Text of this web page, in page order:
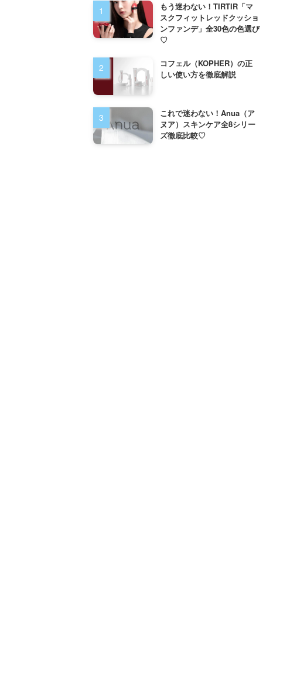
もう迷わない！TIRTIR「マ
スクフィットレッドクッショ
ンファンデ」全30色の色選び
♡
コフェル（KOPHER）の正
しい使い方を徹底解説
これで迷わない！Anua（ア
ヌア）スキンケア全8シリー
ズ徹底比較♡